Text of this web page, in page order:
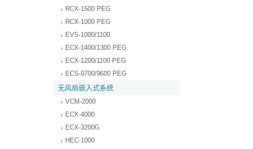
RCX-1500 PEG
RCX-1000 PEG
EVS-1000/1100
ECX-1400/1300 PEG
ECX-1200/1100 PEG
ECS-9700/9600 PEG
无风扇嵌入式系统
VCM-2000
ECX-4000
ECX-3200G
HEC-1000